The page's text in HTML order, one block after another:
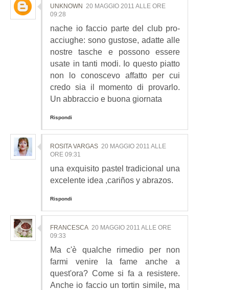
UNKNOWN 20 MAGGIO 2011 ALLE ORE
09:28
nache io faccio parte del club pro-
acciughe: sono gustose, adatte alle
nostre tasche e possono essere
usate in tanti modi. Io questo piatto
non lo conoscevo affatto per cui
credo sia il momento di provarlo.
Un abbraccio e buona giornata
Rispondi
ROSITA VARGAS 20 MAGGIO 2011 ALLE
ORE 09:31
una exquisito pastel tradicional una
excelente idea ,cariños y abrazos.
Rispondi
FRANCESCA 20 MAGGIO 2011 ALLE ORE
09:33
Ma c'è qualche rimedio per non
farmi venire la fame anche a
quest'ora? Come si fa a resistere.
Anche io faccio un tortin simile, ma